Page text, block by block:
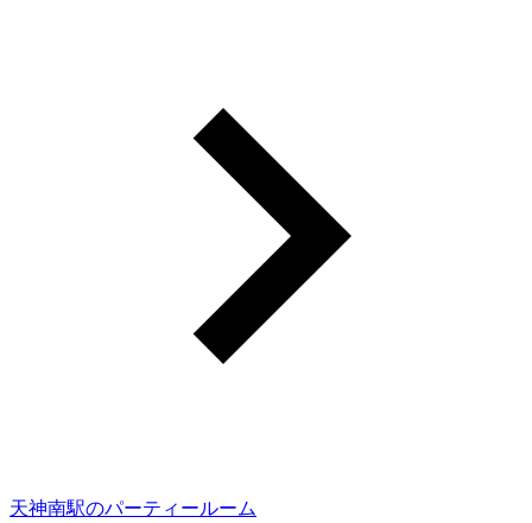
天神南駅のパーティールーム